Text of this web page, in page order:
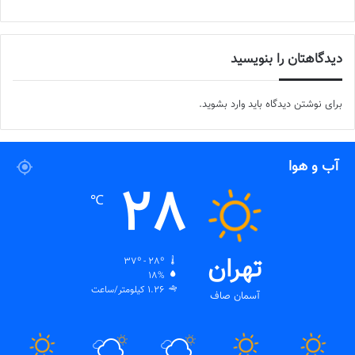
دیدگاهتان را بنویسید
برای نوشتن دیدگاه باید وارد بشوید.
آب و هوا
تهران
آسمان صاف
28
℃
18%
1.26 کیلومتر/ساعت